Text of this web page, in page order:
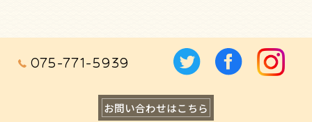
075-771-5939
お問い合わせはこちら